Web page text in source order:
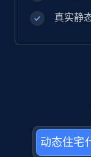
真实静
动态住宅